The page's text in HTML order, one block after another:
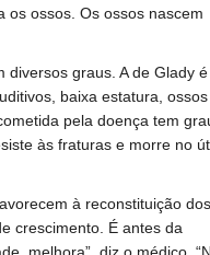
os ossos. Os ossos nascem
graus. A de Glady
baixa estatura, ossos
pela doença tem
às fraturas e morre no
à reconstituição dos
crescimento. É antes da